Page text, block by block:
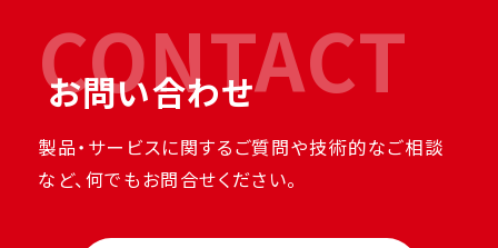
CONTACT
お問い合わせ
製品・サービスに関するご質問や技術的なご相談
など、何でもお問合せください。